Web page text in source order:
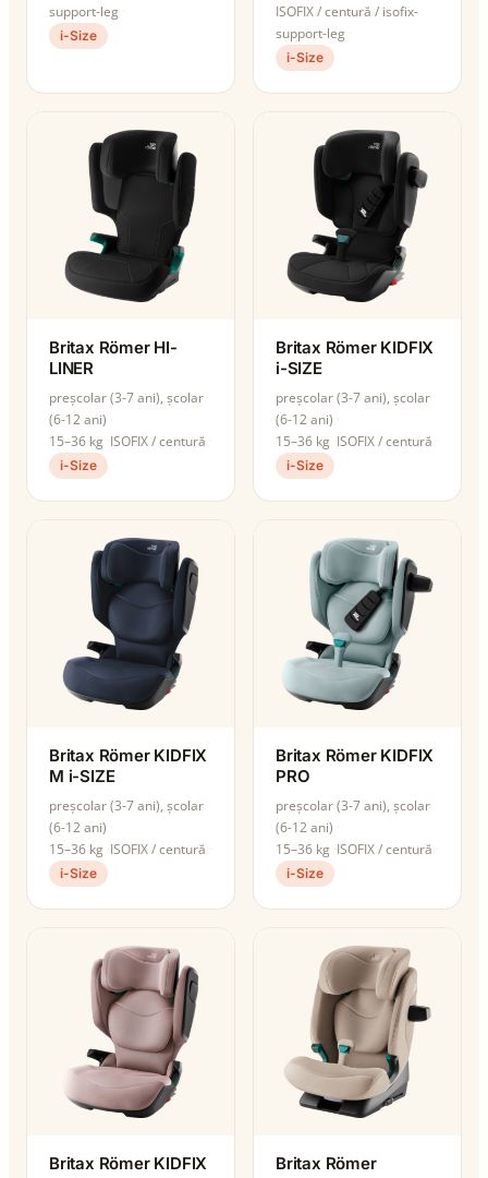
support-leg
i-Size
ISOFIX / centură / isofix-
support-leg
i-Size
Britax Römer HI-
LINER
preșcolar (3-7 ani), școlar
(6-12 ani)
15–36 kg ISOFIX / centură
i-Size
Britax Römer KIDFIX
i-SIZE
preșcolar (3-7 ani), școlar
(6-12 ani)
15–36 kg ISOFIX / centură
i-Size
Britax Römer KIDFIX
M i-SIZE
preșcolar (3-7 ani), școlar
(6-12 ani)
15–36 kg ISOFIX / centură
i-Size
Britax Römer KIDFIX
PRO
preșcolar (3-7 ani), școlar
(6-12 ani)
15–36 kg ISOFIX / centură
i-Size
Britax Römer KIDFIX
Britax Römer